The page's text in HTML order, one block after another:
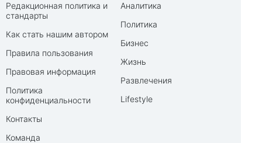
Редакционная политика и
стандарты
Как стать нашим автором
Правила пользования
Правовая информация
Политика
конфиденциальности
Контакты
Команда
Аналитика
Политика
Бизнес
Жизнь
Развлечения
Lifestyle